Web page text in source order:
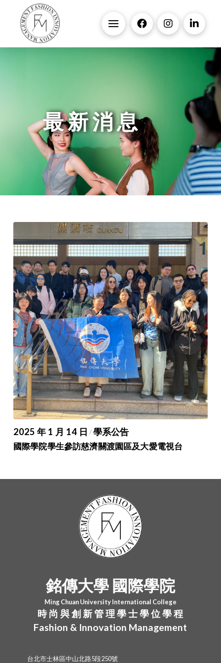
最 新 消 息
2025 年 1 月 14 日 /學系公告
國際學院學生參訪慈濟關渡園區及大愛電視台
銘傳大學 國際學院
Ming Chuan University International College
時 尚 與 創 新 管 理 學 士 學 位 學 程
Fashion & Innovation Management
台北市士林區中山北路5段250號